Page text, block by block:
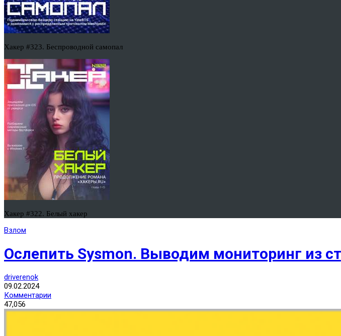
Хакер #323. Беспроводной самопал
Хакер #322. Белый хакер
Взлом
Ослепить Sysmon. Выводим мониторинг из
driverenok
09.02.2024
Комментарии
47,056